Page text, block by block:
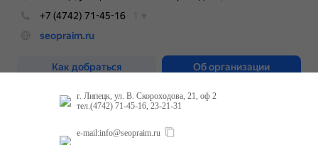
г. Липецк, ул. В. Скороходова, 21, оф 2
тел.(4742) 71-45-16, 23-21-31
e-mail:info@seopraim.ru